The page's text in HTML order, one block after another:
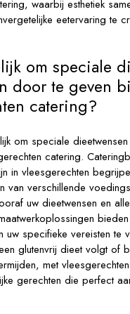
waarbij esthetiek
eetervaring te
om speciale
door te geven
catering?
om speciale
catering.
in vleesgerechten
van verschillende
uw dieetwensen en
uw specifieke vereisten te
glutenvrij dieet volgt of
met
gerechten die perfect